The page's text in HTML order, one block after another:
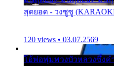
สุดยอด - วงซูซู
120 views • 03.07.2569
โอ้พ่อพุ่มพวงบัวหลวงซึ้งค